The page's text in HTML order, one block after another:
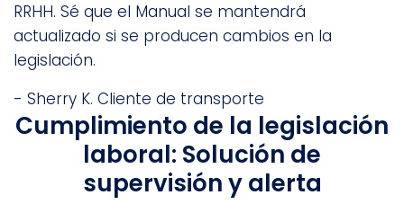
RRHH. Sé que el Manual se mantendrá
actualizado si se producen cambios en la
legislación.
- Sherry K. Cliente de transporte
Cumplimiento de la legislación
laboral: Solución de
supervisión y alerta